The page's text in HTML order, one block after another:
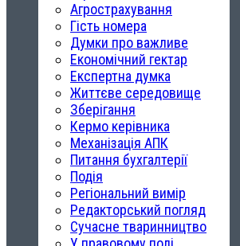
Агрострахування
Гість номера
Думки про важливе
Економічний гектар
Експертна думка
Життєве середовище
Зберігання
Кермо керівника
Механізація АПК
Питання бухгалтерії
Подія
Регіональний вимір
Редакторський погляд
Сучасне тваринництво